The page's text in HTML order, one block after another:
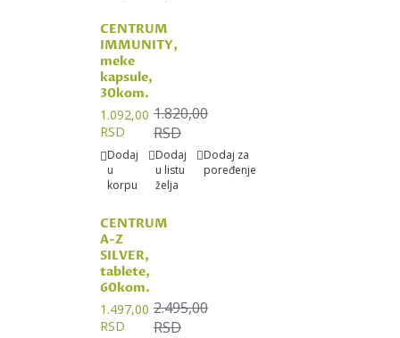
CENTRUM
IMMUNITY,
meke
kapsule,
30kom.
1.092,00
RSD
1.820,00
RSD
Dodaj
u
korpu
Dodaj
u listu
želja
Dodaj za
poređenje
CENTRUM
A-Z
SILVER,
tablete,
60kom.
1.497,00
RSD
2.495,00
RSD